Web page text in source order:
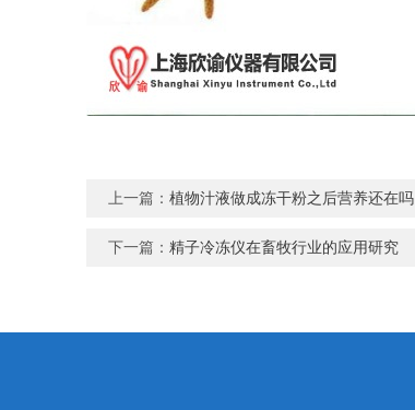
上一篇：植物汁液做成冻干粉之后营养还在吗
下一篇：精子冷冻仪在畜牧行业的应用研究